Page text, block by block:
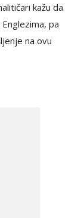
kažu da
pa
na ovu